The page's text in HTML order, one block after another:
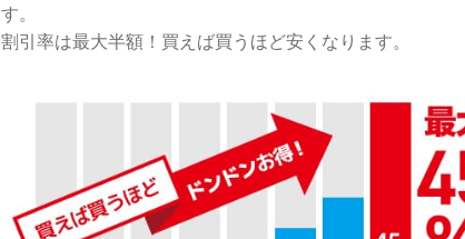
す。
割引率は最大半額！買えば買うほど安くなります。